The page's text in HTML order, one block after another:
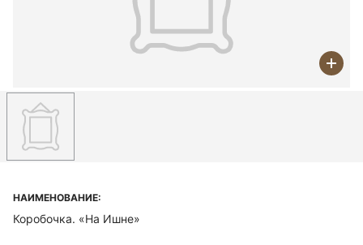
НАИМЕНОВАНИЕ:
Коробочка. «На Ишне»